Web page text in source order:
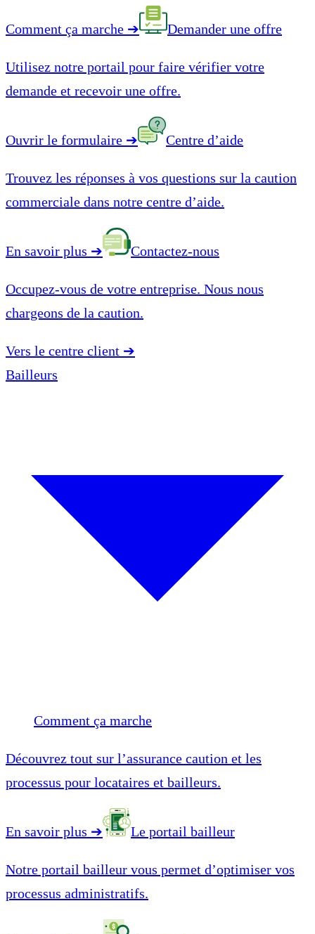
Comment ça marche ➔ Demander une offre
Utilisez notre portail pour faire vérifier votre
demande et recevoir une offre.
Ouvrir le formulaire ➔ Centre d’aide
Trouvez les réponses à vos questions sur la caution
commerciale dans notre centre d’aide.
En savoir plus ➔ Contactez-nous
Occupez-vous de votre entreprise. Nous nous
chargeons de la caution.
Vers le centre client ➔
Bailleurs
Comment ça marche
Découvrez tout sur l’assurance caution et les
processus pour locataires et bailleurs.
En savoir plus ➔ Le portail bailleur
Notre portail bailleur vous permet d’optimiser vos
processus administratifs.